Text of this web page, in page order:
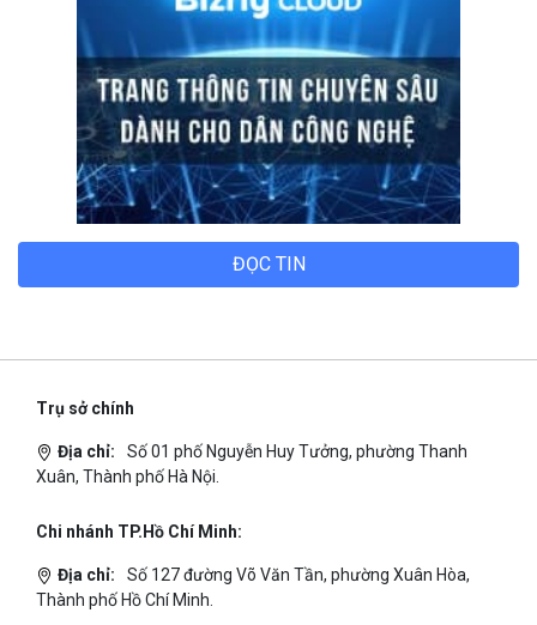
ĐỌC TIN
Trụ sở chính
Địa chỉ:
Số 01 phố Nguyễn Huy Tưởng, phường Thanh
Xuân, Thành phố Hà Nội.
Chi nhánh TP.Hồ Chí Minh:
Địa chỉ:
Số 127 đường Võ Văn Tần, phường Xuân Hòa,
Thành phố Hồ Chí Minh.